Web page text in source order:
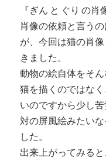
『ぎん と ぐり の肖
肖像の依頼と言う
が、今回は猫の肖
きました。
動物の絵自体をそ
猫を描くのではな
いのですから少し苦
対の屏風絵みたい
した。
出来上がってみる